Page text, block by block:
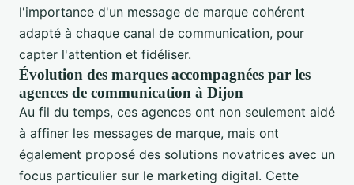
l'importance d'un message de marque cohérent
adapté à chaque canal de communication, pour
capter l'attention et fidéliser.
Évolution des marques accompagnées par les
agences de communication à Dijon
Au fil du temps, ces agences ont non seulement aidé
à affiner les messages de marque, mais ont
également proposé des solutions novatrices avec un
focus particulier sur le marketing digital. Cette